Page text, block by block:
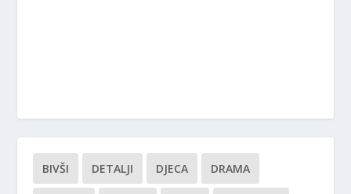
BIVŠI DETALJI DJECA DRAMA